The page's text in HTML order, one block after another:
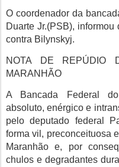
O coordenador da
Duarte Jr.(PSB),
contra Bilynskyj.
NOTA DE REPÚDIO
MARANHÃO
A Bancada Federal
absoluto, enérgico e
pelo deputado federal
forma vil, preconceituosa
Maranhão e, por
chulos e degradantes